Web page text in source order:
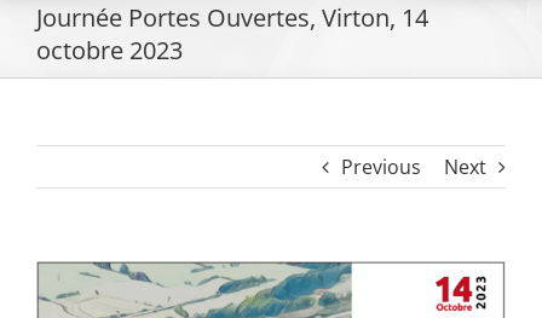
Journée Portes Ouvertes, Virton, 14
octobre 2023
Previous Next
View
Larger